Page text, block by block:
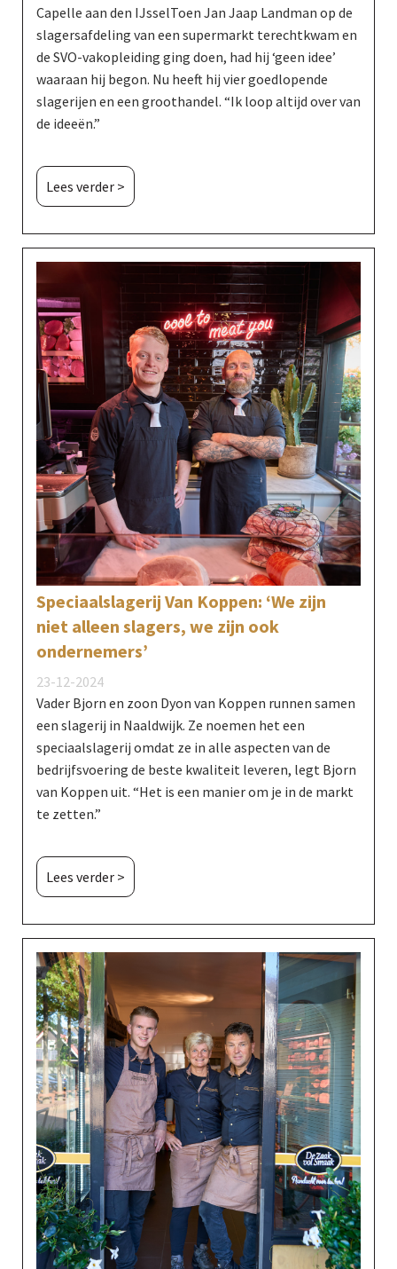
Capelle aan den IJsselToen Jan Jaap Landman op de
slagersafdeling van een supermarkt terechtkwam en
de SVO-vakopleiding ging doen, had hij ‘geen idee’
waaraan hij begon. Nu heeft hij vier goedlopende
slagerijen en een groothandel. “Ik loop altijd over van
de ideeën.”
Lees verder >
Speciaalslagerij Van Koppen: ‘We zijn
niet alleen slagers, we zijn ook
ondernemers’
23-12-2024
Vader Bjorn en zoon Dyon van Koppen runnen samen
een slagerij in Naaldwijk. Ze noemen het een
speciaalslagerij omdat ze in alle aspecten van de
bedrijfsvoering de beste kwaliteit leveren, legt Bjorn
van Koppen uit. “Het is een manier om je in de markt
te zetten.”
Lees verder >